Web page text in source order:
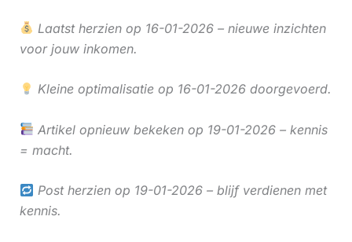
Laatst herzien op 16-01-2026 – nieuwe inzichten
voor jouw inkomen.
Kleine optimalisatie op 16-01-2026 doorgevoerd.
Artikel opnieuw bekeken op 19-01-2026 – kennis
= macht.
Post herzien op 19-01-2026 – blijf verdienen met
kennis.